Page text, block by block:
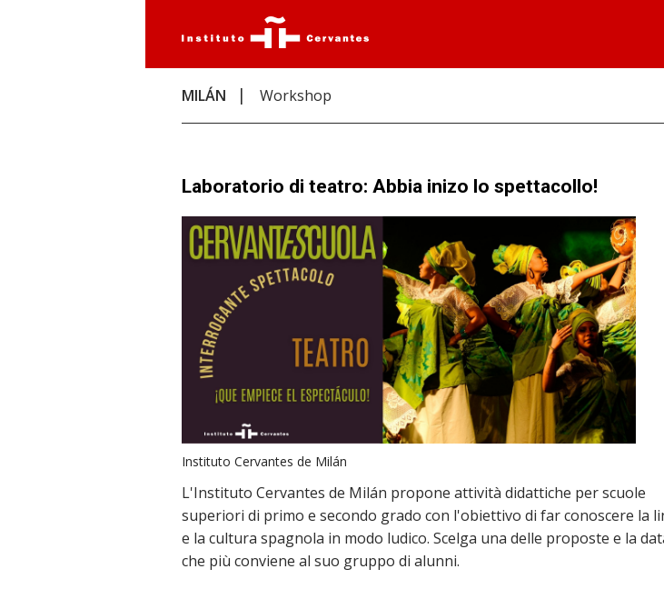
MILÁN Workshop
Laboratorio di teatro: Abbia inizo lo spettacollo!
Instituto Cervantes de Milán
L'Instituto Cervantes de Milán propone attività didattiche per scuole
superiori di primo e secondo grado con l'obiettivo di far conoscere la
e la cultura spagnola in modo ludico. Scelga una delle proposte e la
che più conviene al suo gruppo di alunni.